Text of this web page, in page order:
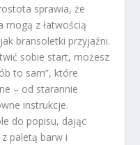
sprawia, że
mogą z łatwością
bransoletki przyjaźni.
sobie start, możesz
to sam”, które
– od starannie
instrukcje.
do popisu, dając
paletą barw i